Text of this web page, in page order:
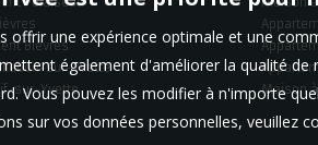
Bièvres
sur-Yvette
sur-Yvette
Maison
offrir une expérience optimale et une
également d'améliorer la qualité
Vous pouvez les modifier à n'importe
sur vos données personnelles, veuillez